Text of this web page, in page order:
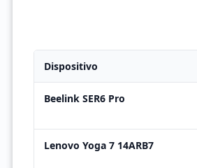
Dispositivo
Beelink SER6 Pro
Lenovo Yoga 7 14ARB7